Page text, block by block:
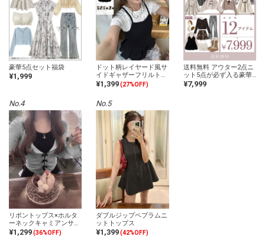
豪華5点セット福袋
¥1,999
ドット柄レイヤード風サ
イドギャザーフリルトッ
プス
¥1,399 (27%OFF)
送料無料 アウター2点ニ
ット5点が必ず入る豪華
12点セット2026年福袋
¥7,999
No.4
リボントップス×ホルタ
ーネックキャミアンサン
ブル
¥1,299(36%OFF)
No.5
ダブルジップペプラムニ
ットトップス
¥1,399 (42%OFF)